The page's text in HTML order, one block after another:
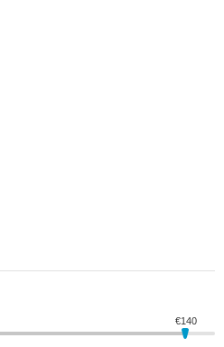
€140